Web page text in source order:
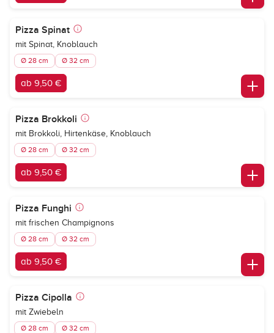
Pizza Spinat
mit Spinat, Knoblauch
Ø 28 cm Ø 32 cm
ab 9,50 €
Pizza Brokkoli
mit Brokkoli, Hirtenkäse, Knoblauch
Ø 28 cm Ø 32 cm
ab 9,50 €
Pizza Funghi
mit frischen Champignons
Ø 28 cm Ø 32 cm
ab 9,50 €
Pizza Cipolla
mit Zwiebeln
Ø 28 cm Ø 32 cm